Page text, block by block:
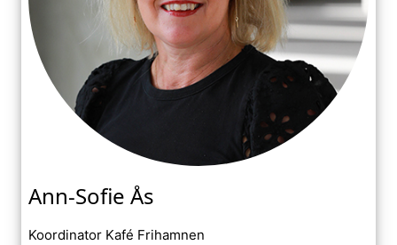
Ann-Sofie Ås
Koordinator Kafé Frihamnen